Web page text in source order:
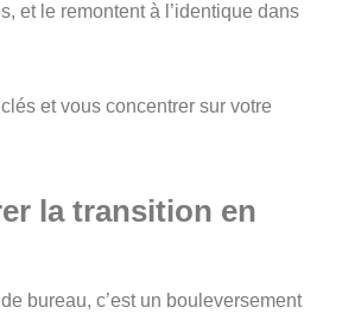
et le remontent à l’identique dans
et vous concentrer sur votre
la transition en
bureau, c’est un bouleversement